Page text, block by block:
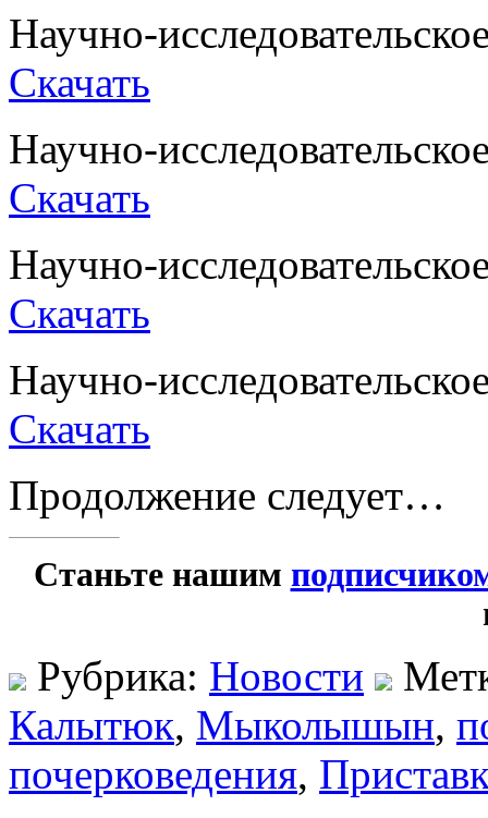
Научно-
Скачать
Научно-
Скачать
Научно-
Скачать
Научно-
Скачать
Продолжение следует…
Станьте нашим
Рубрика: Новости
Калытюк, Мыколышын,
почерковедения,